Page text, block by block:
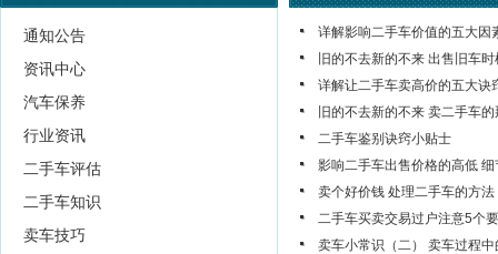
通知公告
资讯中心
汽车保养
行业资讯
二手车评估
二手车知识
卖车技巧
详解影响二手车价值的五大因
旧的不去新的不来 出售旧车
详解让二手车卖高价的五大诀
旧的不去新的不来 卖二手车
二手车鉴别诀窍小贴士
影响二手车出售价格的高低
卖个好价钱 处理二手车的方法
二手车买卖交易过户注意5个
卖车小常识（二） 卖车过程中